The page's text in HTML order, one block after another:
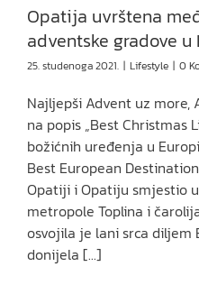
Opatija uvrštena
adventske gradove u
25. studenoga 2021. | Lifestyle | 0
Najljepši Advent uz
na popis „Best Christmas
božićnih uređenja u
Best European
Opatiji i Opatiju smjestio
metropole Toplina i
osvojila je lani srca diljem
donijela [...]